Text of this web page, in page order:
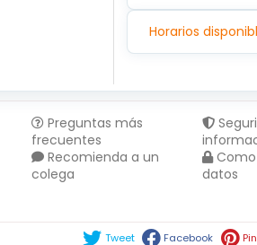
Horarios
Preguntas más
frecuentes
Recomienda a un
colega
Como
datos
Tweet Facebook